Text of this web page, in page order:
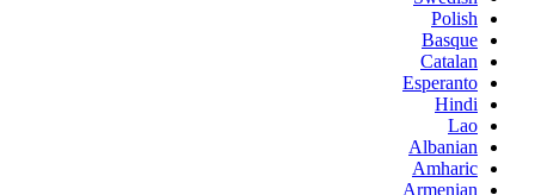
Polish
Basque
Catalan
Esperanto
Hindi
Lao
Albanian
Amharic
Armenian